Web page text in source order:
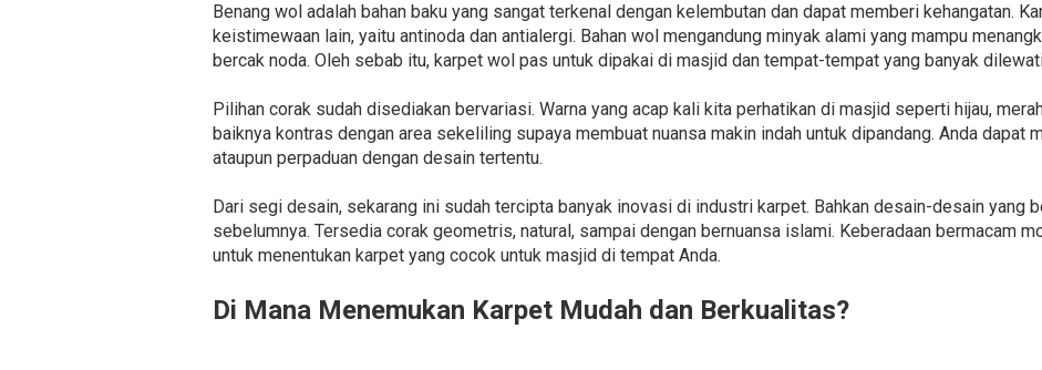
Benang wol adalah bahan baku yang sangat terkenal dengan kelembutan dan dapat memberi kehangatan.
keistimewaan lain, yaitu antinoda dan antialergi. Bahan wol mengandung minyak alami yang mampu
bercak noda. Oleh sebab itu, karpet wol pas untuk dipakai di masjid dan tempat-tempat yang banyak
Pilihan corak sudah disediakan bervariasi. Warna yang acap kali kita perhatikan di masjid seperti hijau,
baiknya kontras dengan area sekeliling supaya membuat nuansa makin indah untuk dipandang. Anda dapat
ataupun perpaduan dengan desain tertentu.
Dari segi desain, sekarang ini sudah tercipta banyak inovasi di industri karpet. Bahkan desain-desain yang
sebelumnya. Tersedia corak geometris, natural, sampai dengan bernuansa islami. Keberadaan bermacam
untuk menentukan karpet yang cocok untuk masjid di tempat Anda.
Di Mana Menemukan Karpet Mudah dan Berkualitas?